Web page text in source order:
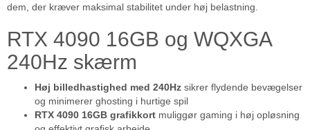
dem, der kræver maksimal stabilitet under høj belastning.
RTX 4090 16GB og WQXGA
240Hz skærm
Høj billedhastighed med 240Hz sikrer flydende bevægelser
og minimerer ghosting i hurtige spil
RTX 4090 16GB grafikkort muliggør gaming i høj opløsning